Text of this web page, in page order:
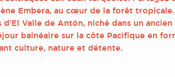
Embera, au cœur de la forêt
d’El Valle de Antón, niché dans un
balnéaire sur la côte Pacifique en
culture, nature et détente.